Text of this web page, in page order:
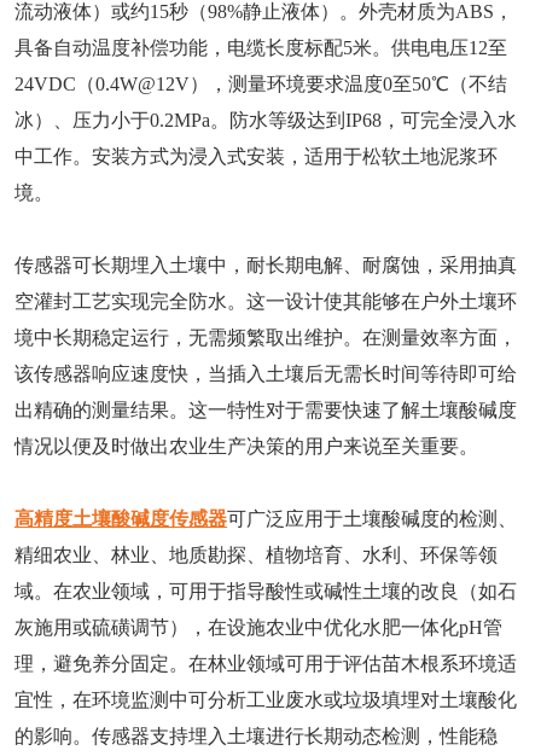
流动液体）或约15秒（98%静止液体）。外壳材质为ABS，
具备自动温度补偿功能，电缆长度标配5米。供电电压12至
24VDC（0.4W@12V），测量环境要求温度0至50℃（不结
冰）、压力小于0.2MPa。防水等级达到IP68，可完全浸入水
中工作。安装方式为浸入式安装，适用于松软土地泥浆环
境。
传感器可长期埋入土壤中，耐长期电解、耐腐蚀，采用抽真
空灌封工艺实现完全防水。这一设计使其能够在户外土壤环
境中长期稳定运行，无需频繁取出维护。在测量效率方面，
该传感器响应速度快，当插入土壤后无需长时间等待即可给
出精确的测量结果。这一特性对于需要快速了解土壤酸碱度
情况以便及时做出农业生产决策的用户来说至关重要。
高精度土壤酸碱度传感器可广泛应用于土壤酸碱度的检测、
精细农业、林业、地质勘探、植物培育、水利、环保等领
域。在农业领域，可用于指导酸性或碱性土壤的改良（如石
灰施用或硫磺调节），在设施农业中优化水肥一体化pH管
理，避免养分固定。在林业领域可用于评估苗木根系环境适
宜性，在环境监测中可分析工业废水或垃圾填埋对土壤酸化
的影响。传感器支持埋入土壤进行长期动态检测，性能稳